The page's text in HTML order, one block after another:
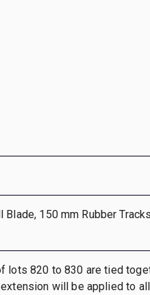
Blade, 150 mm Rubber
lots 820 to 830 are tied
will be applied to